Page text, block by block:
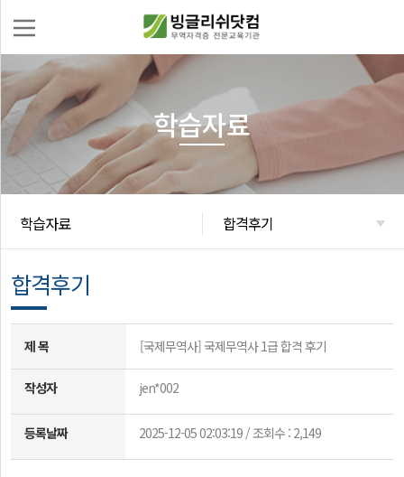
로
인
입
역
자
무
역
실
무
수
강
신
청재
몰이
벤
트학
습
학습자료
학습자료 합격후기
합격후기
제 목 [국제무역사]국제무역사 1급 합격 후기
작성자 jen*002
등록날짜 2025-12-05 02:03:19 / 조회수 : 2,149